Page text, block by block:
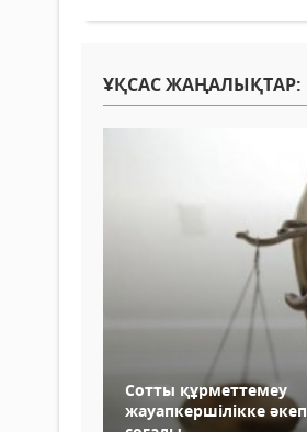
ҰҚСАС ЖАҢАЛЫҚТАР:
Сотты құрметтемеу
жауапкершілікке әкеп